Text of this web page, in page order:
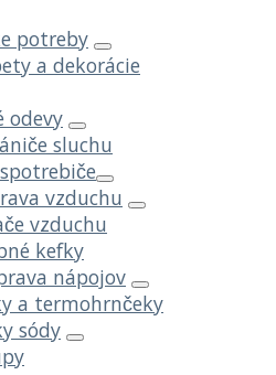
potreby
a dekorácie
odevy
sluchu
vzduchu
vzduchu
kefky
nápojov
a termohrnčeky
sódy